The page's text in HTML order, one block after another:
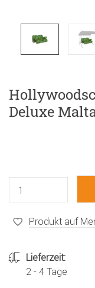
Deluxe
Produkt auf
Lieferzeit:
2 - 4 Tage